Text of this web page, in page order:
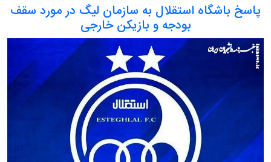
پاسخ باشگاه استقلال به سازمان لیگ در مورد سقف
بودجه و بازیکن خارجی